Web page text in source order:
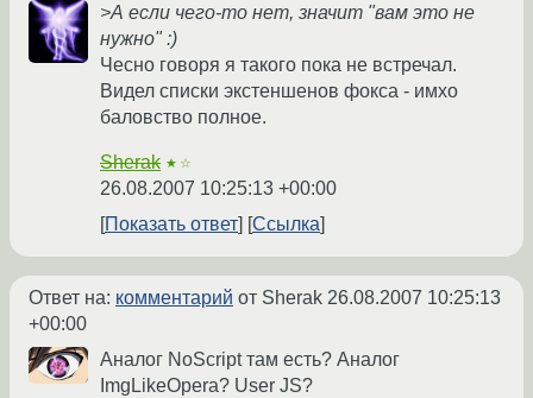
>А если чего-то нет, значит "вам это не
нужно" :)
Чесно говоря я такого пока не встречал.
Видел списки экстеншенов фокса - имхо
баловство полное.
Sherak ★☆
26.08.2007 10:25:13 +00:00
Показать ответ
Ссылка
Ответ на: комментарий от Sherak 26.08.2007 10:25:13
+00:00
Аналог NoScript там есть? Аналог
ImgLikeOpera? User JS?